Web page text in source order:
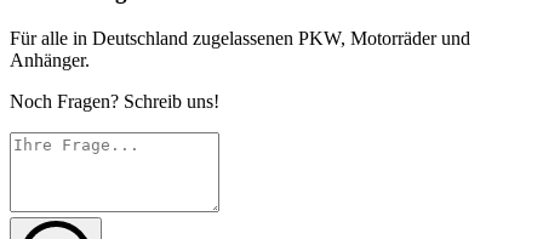
Für alle in Deutschland zugelassenen PKW, Motorräder und
Anhänger.
Noch Fragen? Schreib uns!